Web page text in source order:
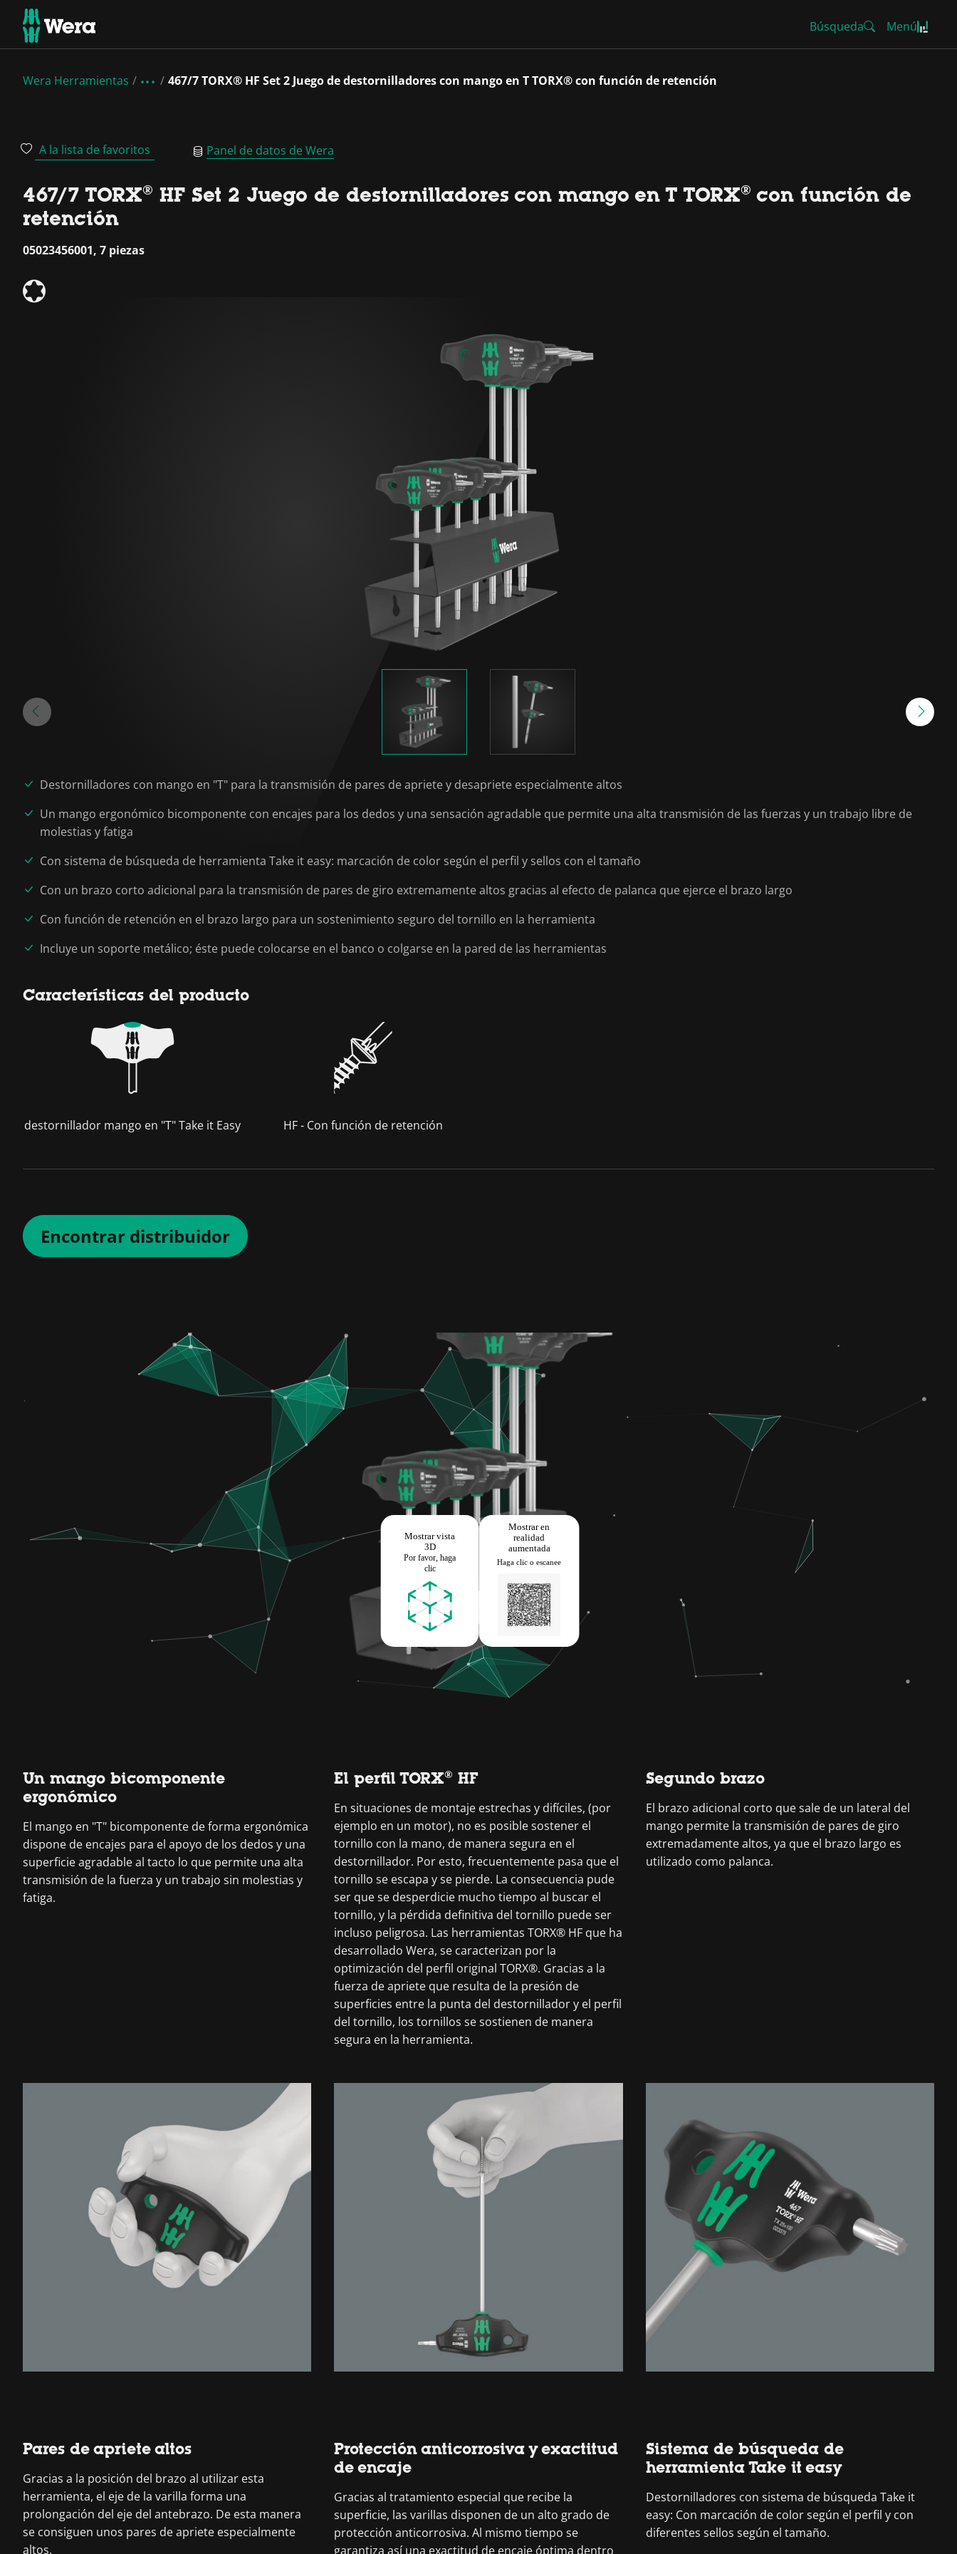
Búsqueda Menú
Wera Herramientas 467/7 TORX® HF Set 2 Juego de destornilladores con mango en T TORX® con función de retención
A la lista de favoritos Panel de datos de Wera
467/7 TORX® HF Set 2 Juego de destornilladores con mango en T TORX® con función de
retención
05023456001, 7 piezas
Destornilladores con mango en "T" para la transmisión de pares de apriete y desapriete especialmente altos
Un mango ergonómico bicomponente con encajes para los dedos y una sensación agradable que permite una alta transmisión de las fuerzas y un trabajo libre de
molestias y fatiga
Con sistema de búsqueda de herramienta Take it easy: marcación de color según el perfil y sellos con el tamaño
Con un brazo corto adicional para la transmisión de pares de giro extremamente altos gracias al efecto de palanca que ejerce el brazo largo
Con función de retención en el brazo largo para un sostenimiento seguro del tornillo en la herramienta
Incluye un soporte metálico; éste puede colocarse en el banco o colgarse en la pared de las herramientas
Características del producto
destornillador mango en "T" Take it Easy HF - Con función de retención
Encontrar distribuidor
Un mango bicomponente
ergonómico
El mango en "T" bicomponente de forma ergonómica
dispone de encajes para el apoyo de los dedos y una
superficie agradable al tacto lo que permite una alta
transmisión de la fuerza y un trabajo sin molestias y
fatiga.
El perfil TORX® HF
En situaciones de montaje estrechas y difíciles, (por
ejemplo en un motor), no es posible sostener el
tornillo con la mano, de manera segura en el
destornillador. Por esto, frecuentemente pasa que el
tornillo se escapa y se pierde. La consecuencia pude
ser que se desperdicie mucho tiempo al buscar el
tornillo, y la pérdida definitiva del tornillo puede ser
incluso peligrosa. Las herramientas TORX® HF que ha
desarrollado Wera, se caracterizan por la
optimización del perfil original TORX®. Gracias a la
fuerza de apriete que resulta de la presión de
superficies entre la punta del destornillador y el perfil
del tornillo, los tornillos se sostienen de manera
segura en la herramienta.
Segundo brazo
El brazo adicional corto que sale de un lateral del
mango permite la transmisión de pares de giro
extremadamente altos, ya que el brazo largo es
utilizado como palanca.
Pares de apriete altos
Gracias a la posición del brazo al utilizar esta
herramienta, el eje de la varilla forma una
prolongación del eje del antebrazo. De esta manera
se consiguen unos pares de apriete especialmente
altos.
Protección anticorrosiva y exactitud
de encaje
Gracias al tratamiento especial que recibe la
superficie, las varillas disponen de un alto grado de
protección anticorrosiva. Al mismo tiempo se
garantiza así una exactitud de encaje óptima dentro
Sistema de búsqueda de
herramienta Take it easy
Destornilladores con sistema de búsqueda Take it
easy: Con marcación de color según el perfil y con
diferentes sellos según el tamaño.